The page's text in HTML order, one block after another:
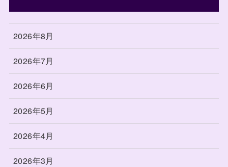
2026年8月
2026年7月
2026年6月
2026年5月
2026年4月
2026年3月